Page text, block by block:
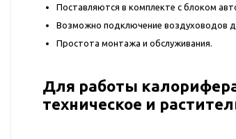
Поставляются в комплекте с блоком
Возможно подключение воздуховодов
Простота монтажа и обслуживания.
Для работы
техническое и